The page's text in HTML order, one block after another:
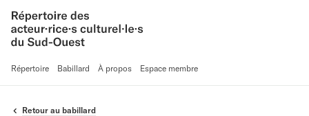
Répertoire Babillard À propos Espace membre
Retour au babillard